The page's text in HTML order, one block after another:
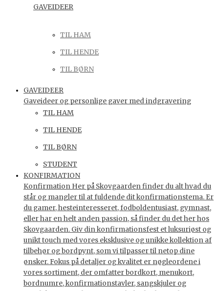
GAVEIDEER
TIL HAM
TIL HENDE
TIL BØRN
GAVEIDEER
Gaveideer og personlige gaver med indgravering
TIL HAM
TIL HENDE
TIL BØRN
STUDENT
KONFIRMATION
Konfirmation Her på Skovgaarden finder du alt hvad du
står og mangler til at fuldende dit konfirmationstema. Er
du gamer, hesteinteresseret, fodboldentusiast, gymnast,
eller har en helt anden passion, så finder du det her hos
Skovgaarden. Giv din konfirmationsfest et luksuriøst og
unikt touch med vores eksklusive og unikke kollektion af
tilbehør og bordpynt, som vi tilpasser til netop dine
ønsker. Fokus på detaljer og kvalitet er nøgleordene i
vores sortiment, der omfatter bordkort, menukort,
bordnumre, konfirmationstavler, sangskjuler og